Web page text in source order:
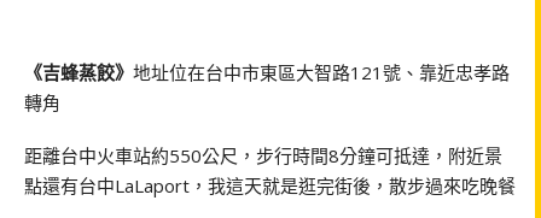
《吉蜂蒸餃》 地址位在台中市東區大智路121號、靠近忠孝路
轉角
距離台中火車站約550公尺，步行時間8分鐘可抵達，附近景
點還有台中LaLaport，我這天就是逛完街後，散步過來吃晚餐